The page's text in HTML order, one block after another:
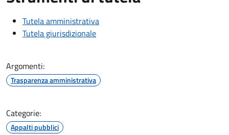
Tutela amministrativa
Tutela giurisdizionale
Argomenti:
Trasparenza amministrativa
Categorie:
Appalti pubblici